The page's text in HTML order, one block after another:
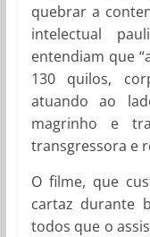
quebrar a
intelectual
entendiam que
130 quilos,
atuando ao
magrinho e
transgressora e
O filme, que
cartaz durante
todos que o